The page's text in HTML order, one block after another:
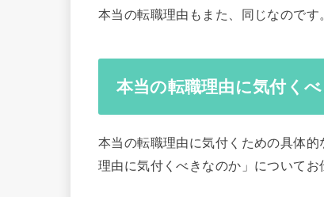
本当の転職理由もまた、同じなのです
本当の転職理由に気付く
本当の転職理由に気付くための具体
理由に気付くべきなのか」についてお